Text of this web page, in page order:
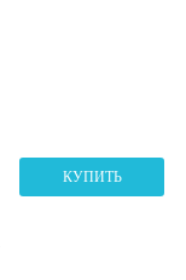
КУПИТЬ